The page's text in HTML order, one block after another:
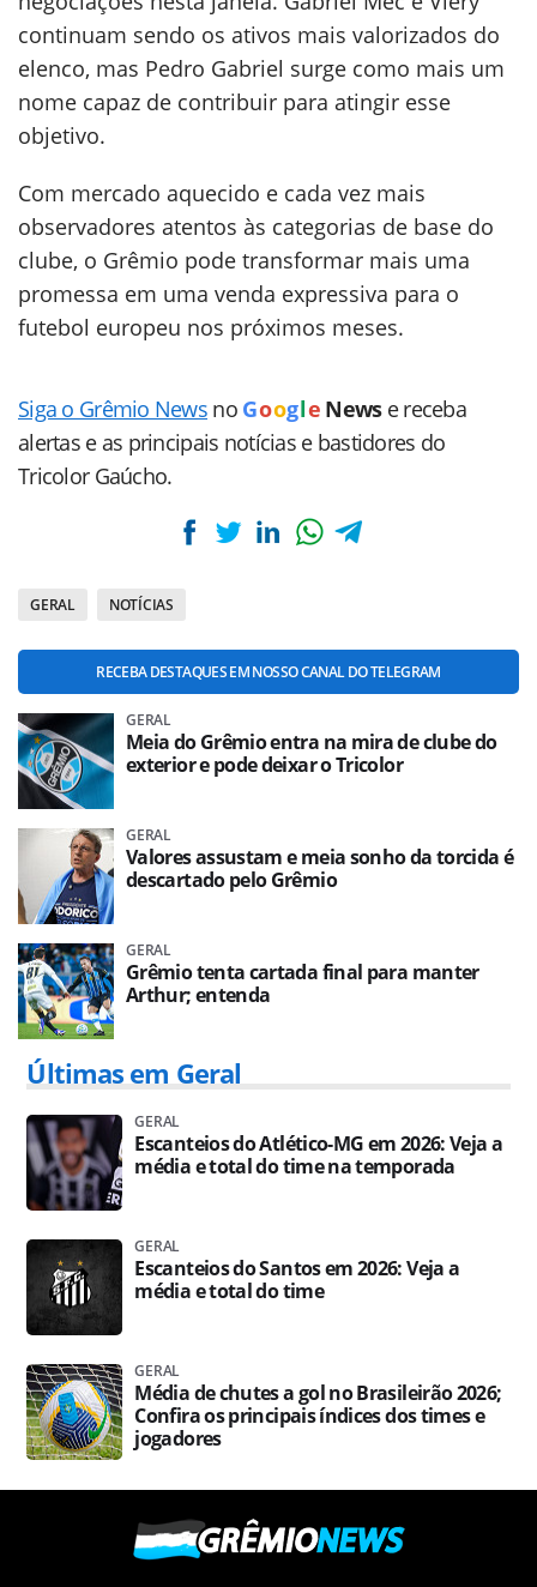
continuam sendo os ativos mais valorizados do
elenco, mas Pedro Gabriel surge como mais um
nome capaz de contribuir para atingir esse
objetivo.
Com mercado aquecido e cada vez mais
observadores atentos às categorias de base do
clube, o Grêmio pode transformar mais uma
promessa em uma venda expressiva para o
futebol europeu nos próximos meses.
Siga o Grêmio News no Goog le News e receba
alertas e as principais notícias e bastidores do
Tricolor Gaúcho.
GERAL NOTÍCIAS
RECEBA DESTAQUES EM NOSSO CANAL DO TELEGRAM
GERAL
Meia do Grêmio entra na mira de clube do
exterior e pode deixar o Tricolor
GERAL
Valores assustam e meia sonho da torcida é
descartado pelo Grêmio
GERAL
Grêmio tenta cartada final para manter
Arthur; entenda
Últimas em Geral
GERAL
Escanteios do Atlético-MG em 2026: Veja a
média e total do time na temporada
GERAL
Escanteios do Santos em 2026: Veja a
média e total do time
GERAL
Média de chutes a gol no Brasileirão 2026;
Confira os principais índices dos times e
jogadores